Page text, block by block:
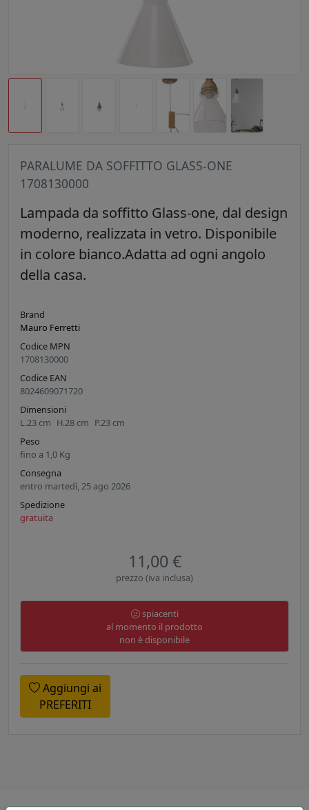
PARALUME DA SOFFITTO GLASS-ONE
1708130000
Lampada da soffitto Glass-one, dal design
moderno, realizzata in vetro. Disponibile
in colore bianco.Adatta ad ogni angolo
della casa.
Brand
Mauro Ferretti
Codice MPN
1708130000
Codice EAN
8024609071720
Dimensioni
L.23 cm H.28 cm P.23 cm
Peso
fino a 1,0 Kg
Consegna
entro martedì, 25 ago 2026
Spedizione
gratuita
11,00 €
prezzo (iva inclusa)
spiacenti
al momento il prodotto
non è disponibile
Aggiungi ai
PREFERITI